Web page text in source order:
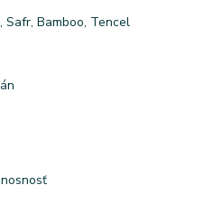
Safr, Bamboo, Tencel